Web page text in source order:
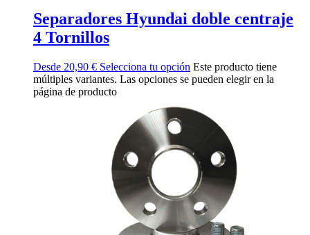
Separadores Hyundai doble centraje
4 Tornillos
Desde 20,90 € Selecciona tu opción Este producto tiene
múltiples variantes. Las opciones se pueden elegir en la
página de producto